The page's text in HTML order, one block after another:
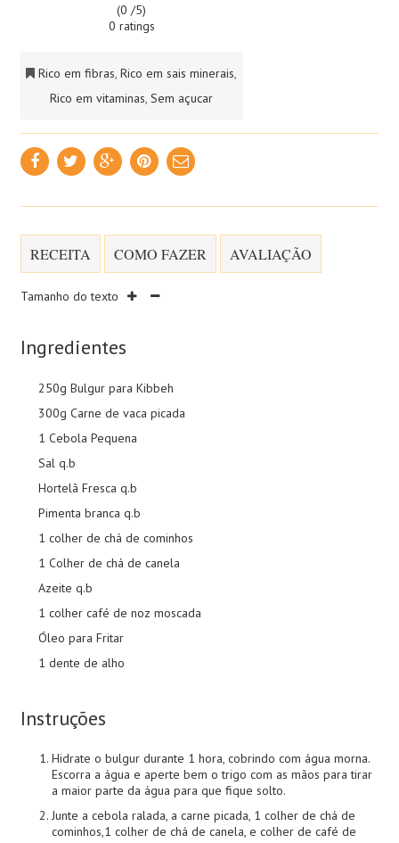
(0 /5)
0 ratings
Rico em fibras,Rico em sais minerais,
Rico em vitaminas,Sem açucar
RECEITA COMO FAZER AVALIAÇÃO
Tamanho do texto
Ingredientes
250g Bulgur para Kibbeh
300g Carne de vaca picada
1 Cebola Pequena
Sal q.b
Hortelã Fresca q.b
Pimenta branca q.b
1 colher de chá de cominhos
1 Colher de chá de canela
Azeite q.b
1 colher café de noz moscada
Óleo para Fritar
1 dente de alho
Instruções
Hidrate o bulgur durante 1 hora, cobrindo com água morna.
Escorra a água e aperte bem o trigo com as mãos para tirar
a maior parte da água para que fique solto.
Junte a cebola ralada, a carne picada, 1 colher de chá de
cominhos,1 colher de chá de canela, e colher de café de